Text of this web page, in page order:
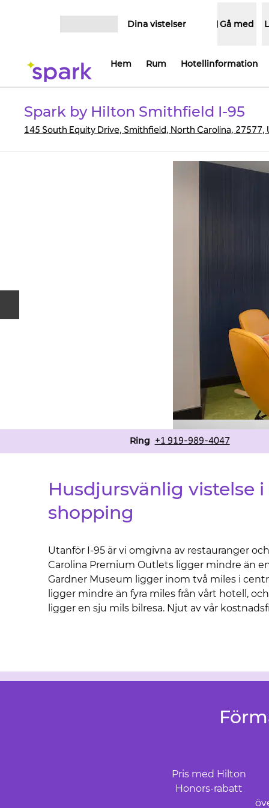
Dina vistelser Gå med
Hem Rum Hotellinformation
Spark by Hilton Smithfield I-95
145 South Equity Drive, Smithfield, North Carolina, 27577,
Ring
Ring +1 919-989-4047
Husdjursvänlig vistelse
shopping
Utanför I-95 är vi omgivna av restauranger
Carolina Premium Outlets ligger mindre än
Gardner Museum ligger inom två miles i
ligger mindre än fyra miles från vårt hotell,
ligger en sju mils bilresa. Njut av vår
Pris med Hilton
Honors-rabatt